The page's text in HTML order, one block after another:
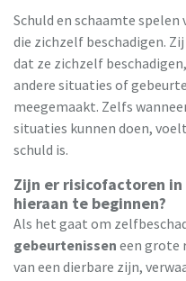
Schuld en schaamte
die zichzelf beschadigen.
dat ze zichzelf
andere situaties of
meegemaakt. Zelfs
situaties kunnen doen,
schuld is.
Zijn er risicofactoren
hieraan te beginnen?
Als het gaat om
gebeurtenissen een grote
van een dierbare zijn,